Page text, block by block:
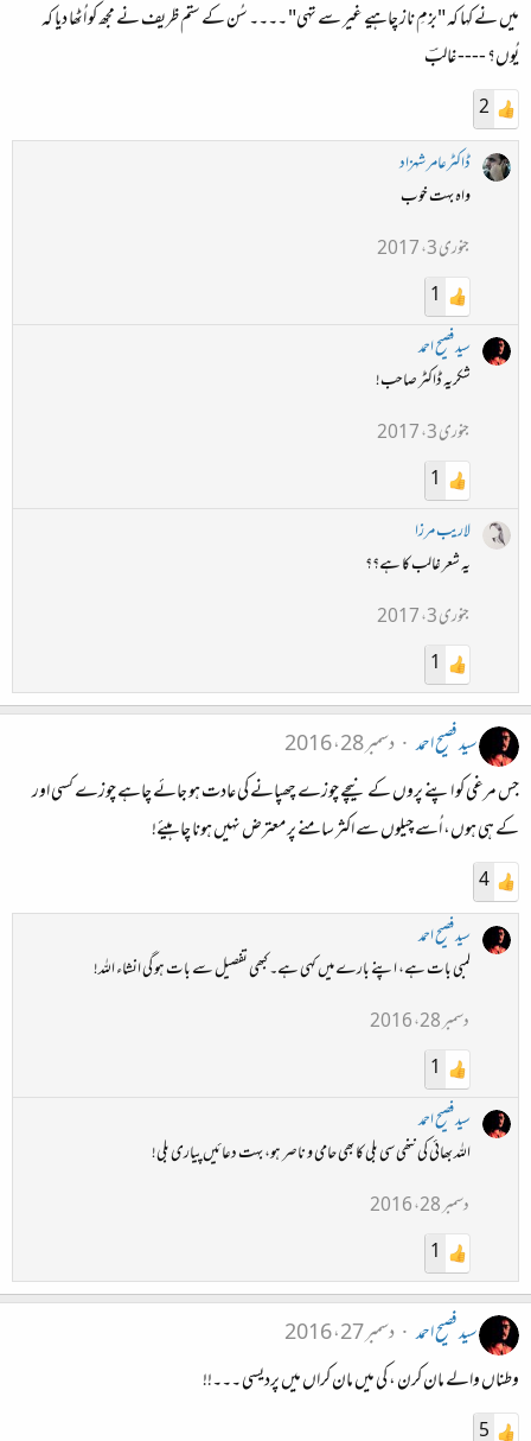
میں نے کہا کہ "بزمِ ناز چاہیے غیر سے تہی" ۔۔۔۔ سُن کے ستم ظریف نے مجھ کو اُٹھا دیا کہ
یُوں؟ ---- غالبؔ
2
ڈاکٹرعامر شہزاد
واہ بہت خوب
جنوری 3، 2017
1
سید فصیح احمد
شکریہ ڈاکٹر صاحب!
جنوری 3، 2017
1
لاریب مرزا
یہ شعر غالب کا ہے؟؟
جنوری 3، 2017
1
سید فصیح احمد
دسمبر 28، 2016
جس مرغی کو اپنے پروں کے نیچے چوزے چھپانے کی عادت ہو جائے چاہے چوزے کسی اور
کے ہی ہوں، اُسے چیلوں سے اکثر سامنے پر معترض نہیں ہونا چاہیئے!
4
سید فصیح احمد
لمبی بات ہے، اپنے بارے میں کہی ہے۔ کبھی تفصیل سے بات ہو گی انشاء اللہ!
دسمبر 28، 2016
1
سید فصیح احمد
اللہ بھائی کی ننھی سی بلی کا بھی حامی و ناصر ہو، بہت دعائیں پیاری بلی!
دسمبر 28، 2016
1
سید فصیح احمد
دسمبر 27، 2016
وطناں والے مان کرن ، کی میں مان کراں میں پردیسی ۔۔۔!!
5